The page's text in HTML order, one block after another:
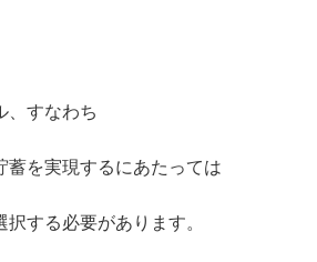
、すなわち
蓄を実現するにあたっては
する必要があります。